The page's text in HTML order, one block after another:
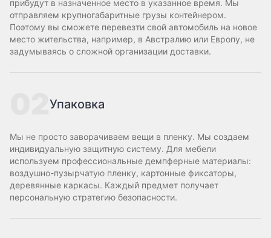
прибудут в назначенное место в указанное время. Мы
отправляем крупногабаритные грузы контейнером.
Поэтому вы сможете перевезти свой автомобиль на новое
место жительства, например, в Австралию или Европу, не
задумываясь о сложной организации доставки.
Упаковка
Мы не просто заворачиваем вещи в пленку. Мы создаем
индивидуальную защитную систему. Для мебели
используем профессиональные демпферные материалы:
воздушно-пузырчатую пленку, картонные фиксаторы,
деревянные каркасы. Каждый предмет получает
персональную стратегию безопасности.